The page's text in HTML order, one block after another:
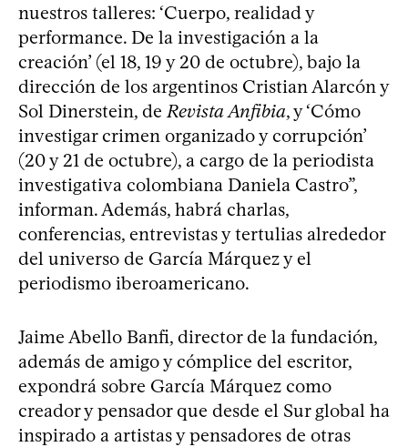
nuestros talleres: ‘Cuerpo, realidad y
performance. De la investigación a la
creación’ (el 18, 19 y 20 de octubre), bajo la
dirección de los argentinos Cristian Alarcón y
Sol Dinerstein, de Revista Anfibia, y ‘Cómo
investigar crimen organizado y corrupción’
(20 y 21 de octubre), a cargo de la periodista
investigativa colombiana Daniela Castro”,
informan. Además, habrá charlas,
conferencias, entrevistas y tertulias alrededor
del universo de García Márquez y el
periodismo iberoamericano.
Jaime Abello Banfi, director de la fundación,
además de amigo y cómplice del escritor,
expondrá sobre García Márquez como
creador y pensador que desde el Sur global ha
inspirado a artistas y pensadores de otras